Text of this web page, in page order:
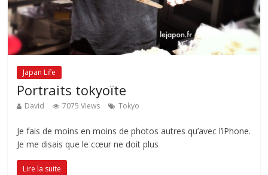
Japan Life
Portraits tokyoïte
David 7075 Views Tokyo
Je fais de moins en moins de photos autres qu’avec l’iPhone.
Je me disais que le cœur ne doit plus
Lire la suite